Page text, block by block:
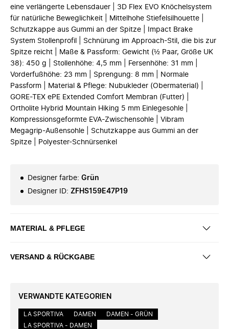
eine verlängerte Lebensdauer | 3D Flex EVO Knöchelsystem
für natürliche Beweglichkeit | Mittelhohe Stiefelsilhouette |
Schutzkappe aus Gummi an der Spitze | Impact Brake
System Stollenprofil | Schnürung im Approach-Stil, die bis zur
Spitze reicht | Maße & Passform: Gewicht (½ Paar, Größe UK
38): 450 g | Stollenhöhe: 4,5 mm | Fersenhöhe: 31 mm |
Vorderfußhöhe: 23 mm | Sprengung: 8 mm | Normale
Passform | Material & Pflege: Nubukleder (Obermaterial) |
GORE-TEX ePE Extended Comfort Membran (Futter) |
Ortholite Hybrid Mountain Hiking 5 mm Einlegesohle |
Kompressionsgeformte EVA-Zwischensohle | Vibram
Megagrip-Außensohle | Schutzkappe aus Gummi an der
Spitze | Polyester-Schnürsenkel
Designer farbe: Grün
Designer ID: ZFHS159E47P19
MATERIAL & PFLEGE
VERSAND & RÜCKGABE
VERWANDTE KATEGORIEN
LA SPORTIVA DAMEN
DAMEN - GRÜN
LA SPORTIVA - DAMEN